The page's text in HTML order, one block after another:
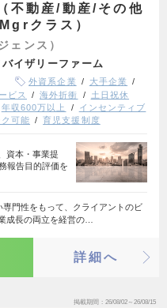
不動産/動産/その他
クラス）
ェンス）
イザリーファーム
外資系企業
大手企業
ビス 海外折衝
土日祝休
年収600万以上
インセンティブ
可能 育児支援制度
資本・事業提
報告目的評価を
門性をもって、クライアントのビ
成長の両立を経営の…
詳細へ
掲載期間 26/08/02～26/08/15